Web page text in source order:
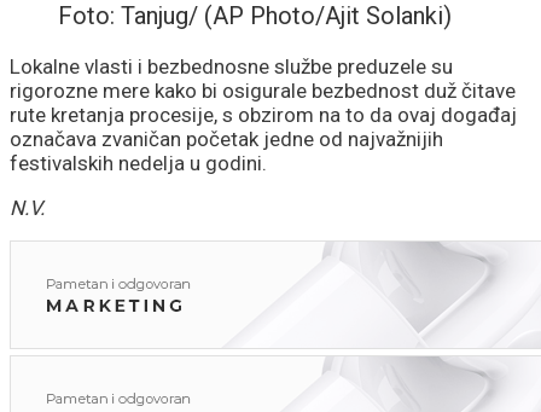
Foto: Tanjug/ (AP Photo/Ajit Solanki)
Lokalne vlasti i bezbednosne službe preduzele su
rigorozne mere kako bi osigurale bezbednost duž čitave
rute kretanja procesije, s obzirom na to da ovaj događaj
označava zvaničan početak jedne od najvažnijih
festivalskih nedelja u godini.
N.V.